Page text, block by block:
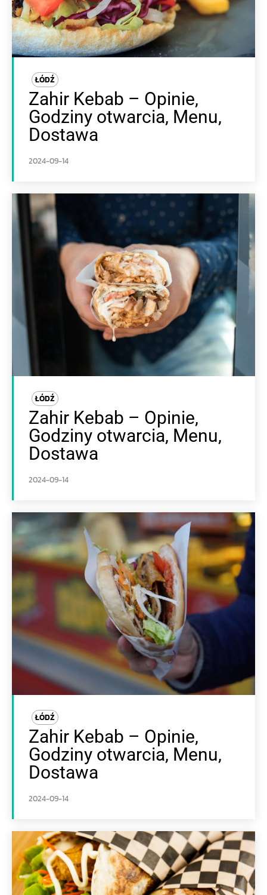
ŁÓDŹ
Zahir Kebab – Opinie,
Godziny otwarcia, Menu,
Dostawa
2024-09-14
ŁÓDŹ
Zahir Kebab – Opinie,
Godziny otwarcia, Menu,
Dostawa
2024-09-14
ŁÓDŹ
Zahir Kebab – Opinie,
Godziny otwarcia, Menu,
Dostawa
2024-09-14